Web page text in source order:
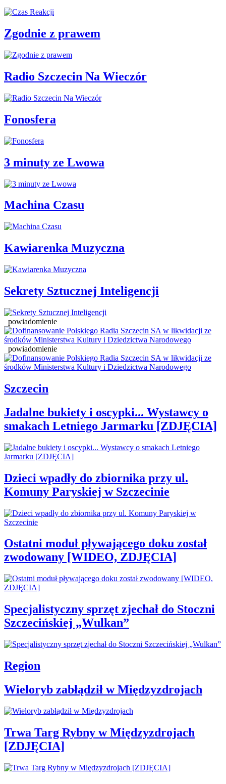
Zgodnie z prawem
Radio Szczecin Na Wieczór
Fonosfera
3 minuty ze Lwowa
Machina Czasu
Kawiarenka Muzyczna
Sekrety Sztucznej Inteligencji
powiadomienie
powiadomienie
Szczecin
Jadalne bukiety i oscypki... Wystawcy o
smakach Letniego Jarmarku [ZDJĘCIA]
Dzieci wpadły do zbiornika przy ul.
Komuny Paryskiej w Szczecinie
Ostatni moduł pływającego doku został
zwodowany [WIDEO, ZDJĘCIA]
Specjalistyczny sprzęt zjechał do Stoczni
Szczecińskiej „Wulkan”
Region
Wieloryb zabłądził w Międzyzdrojach
Trwa Targ Rybny w Międzyzdrojach
[ZDJĘCIA]